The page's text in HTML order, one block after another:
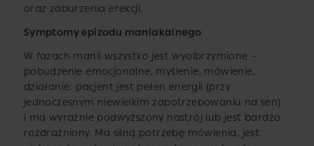
oraz zaburzenia erekcji.
Symptomy epizodu maniakalnego
W fazach manii wszystko jest wyolbrzymione –
pobudzenie emocjonalne, myślenie, mówienie,
działanie: pacjent jest pełen energii (przy
jednoczesnym niewielkim zapotrzebowaniu na sen)
i ma wyraźnie podwyższony nastrój lub jest bardzo
rozdrażniony. Ma silną potrzebę mówienia, jest